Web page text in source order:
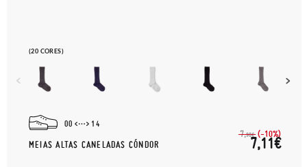
(20 CORES)
00 14
MEIAS ALTAS CANELADAS CÓNDOR
7,90€ (-10%)
7,11€